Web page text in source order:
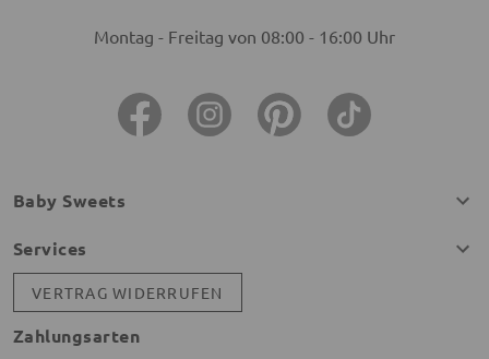
Montag - Freitag von 08:00 - 16:00 Uhr
Baby Sweets
Services
VERTRAG WIDERRUFEN
Zahlungsarten